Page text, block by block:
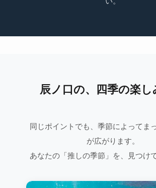
辰ノ口の、四季の楽し
同じポイントでも、季節によってま
が広がります。
あなたの「推しの季節」を、見つけ